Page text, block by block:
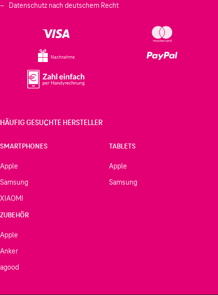
Datenschutz nach deutschem Recht
Nachnahme
HÄUFIG GESUCHTE HERSTELLER
SMARTPHONES
Apple
Samsung
XIAOMI
TABLETS
Apple
Samsung
ZUBEHÖR
Apple
Anker
agood